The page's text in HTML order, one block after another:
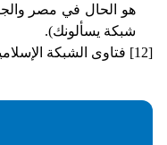
هو الحال في مصر
شبكة يسألونك).
[12] فتاوى الشبكة الإسلامية (12/